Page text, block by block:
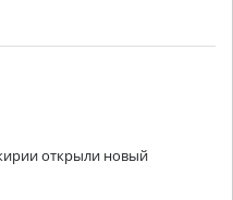
открыли новый